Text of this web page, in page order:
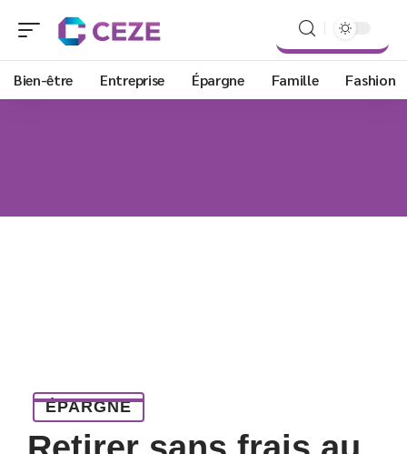
Bien-être Entreprise Épargne Famille Fashion
ÉPARGNE